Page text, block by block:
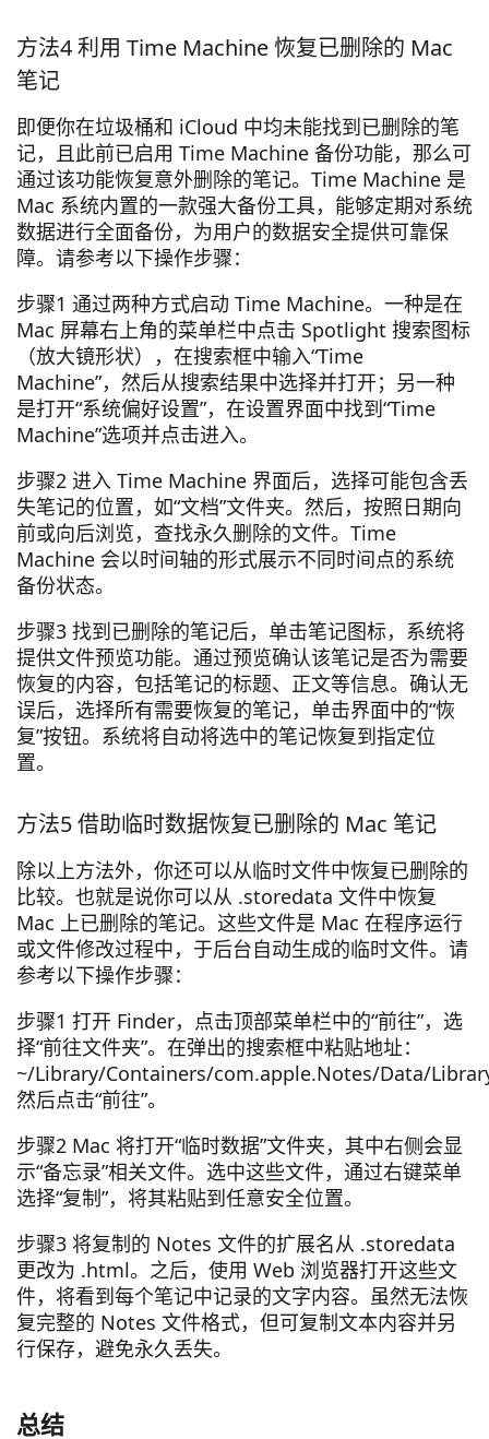
方法4 利用 Time Machine 恢复已删除的 Mac
笔记
即便你在垃圾桶和 iCloud 中均未能找到已删除的笔
记，且此前已启用 Time Machine 备份功能，那么可
通过该功能恢复意外删除的笔记。Time Machine 是
Mac 系统内置的一款强大备份工具，能够定期对系统
数据进行全面备份，为用户的数据安全提供可靠保
障。请参考以下操作步骤：
步骤1 通过两种方式启动 Time Machine。一种是在
Mac 屏幕右上角的菜单栏中点击 Spotlight 搜索图标
（放大镜形状），在搜索框中输入“Time
Machine”，然后从搜索结果中选择并打开；另一种
是打开“系统偏好设置”，在设置界面中找到“Time
Machine”选项并点击进入。
步骤2 进入 Time Machine 界面后，选择可能包含丢
失笔记的位置，如“文档”文件夹。然后，按照日期向
前或向后浏览，查找永久删除的文件。Time
Machine 会以时间轴的形式展示不同时间点的系统
备份状态。
步骤3 找到已删除的笔记后，单击笔记图标，系统将
提供文件预览功能。通过预览确认该笔记是否为需要
恢复的内容，包括笔记的标题、正文等信息。确认无
误后，选择所有需要恢复的笔记，单击界面中的“恢
复”按钮。系统将自动将选中的笔记恢复到指定位
置。
方法5 借助临时数据恢复已删除的 Mac 笔记
除以上方法外，你还可以从临时文件中恢复已删除的
比较。也就是说你可以从 .storedata 文件中恢复
Mac 上已删除的笔记。这些文件是 Mac 在程序运行
或文件修改过程中，于后台自动生成的临时文件。请
参考以下操作步骤：
步骤1 打开 Finder，点击顶部菜单栏中的“前往”，选
择“前往文件夹”。在弹出的搜索框中粘贴地址：
~/Library/Containers/com.apple.Notes/Data/
然后点击“前往”。
步骤2 Mac 将打开“临时数据”文件夹，其中右侧会显
示“备忘录”相关文件。选中这些文件，通过右键菜单
选择“复制”，将其粘贴到任意安全位置。
步骤3 将复制的 Notes 文件的扩展名从 .storedata
更改为 .html。之后，使用 Web 浏览器打开这些文
件，将看到每个笔记中记录的文字内容。虽然无法恢
复完整的 Notes 文件格式，但可复制文本内容并另
行保存，避免永久丢失。
总结